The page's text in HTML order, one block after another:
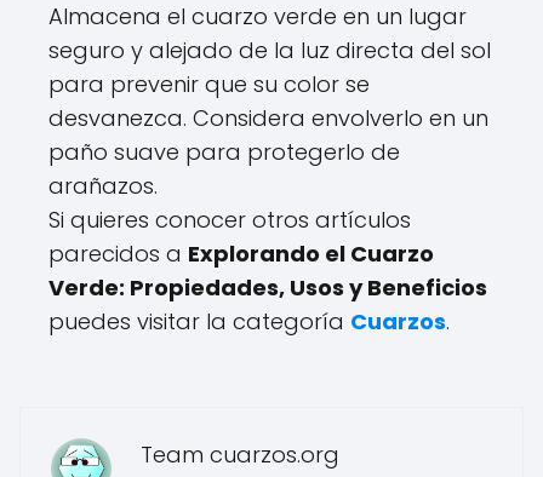
Almacena el cuarzo verde en un lugar
seguro y alejado de la luz directa del sol
para prevenir que su color se
desvanezca. Considera envolverlo en un
paño suave para protegerlo de
arañazos.
Si quieres conocer otros artículos
parecidos a Explorando el Cuarzo
Verde: Propiedades, Usos y Beneficios
puedes visitar la categoría Cuarzos.
Team cuarzos.org